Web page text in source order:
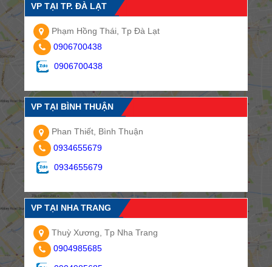
VP TẠI TP. ĐÀ LẠT
Phạm Hồng Thái, Tp Đà Lạt
0906700438
0906700438
VP TẠI BÌNH THUẬN
Phan Thiết, Bình Thuận
0934655679
0934655679
VP TẠI NHA TRANG
Thuỳ Xương, Tp Nha Trang
0904985685